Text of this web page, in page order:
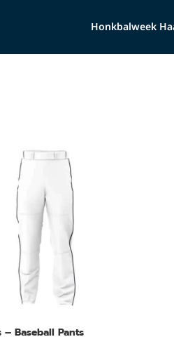
Honkbalweek
– Baseball Pants